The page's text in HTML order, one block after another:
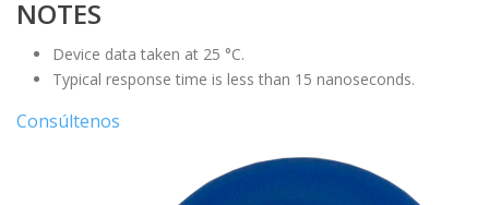
NOTES
Device data taken at 25 °C.
Typical response time is less than 15 nanoseconds.
Consúltenos